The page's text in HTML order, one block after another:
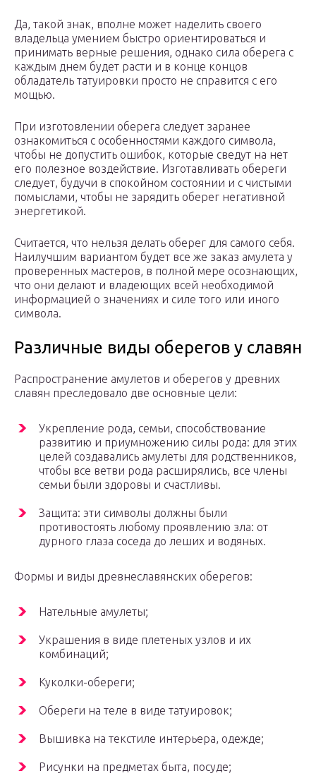
Да, такой знак, вполне может наделить своего
владельца умением быстро ориентироваться и
принимать верные решения, однако сила оберега с
каждым днем будет расти и в конце концов
обладатель татуировки просто не справится с его
мощью.
При изготовлении оберега следует заранее
ознакомиться с особенностями каждого символа,
чтобы не допустить ошибок, которые сведут на нет
его полезное воздействие. Изготавливать обереги
следует, будучи в спокойном состоянии и с чистыми
помыслами, чтобы не зарядить оберег негативной
энергетикой.
Считается, что нельзя делать оберег для самого себя.
Наилучшим вариантом будет все же заказ амулета у
проверенных мастеров, в полной мере осознающих,
что они делают и владеющих всей необходимой
информацией о значениях и силе того или иного
символа.
Различные виды оберегов у славян
Распространение амулетов и оберегов у древних
славян преследовало две основные цели:
Укрепление рода, семьи, способствование
развитию и приумножению силы рода: для этих
целей создавались амулеты для родственников,
чтобы все ветви рода расширялись, все члены
семьи были здоровы и счастливы.
Защита: эти символы должны были
противостоять любому проявлению зла: от
дурного глаза соседа до леших и водяных.
Формы и виды древнеславянских оберегов:
Нательные амулеты;
Украшения в виде плетеных узлов и их
комбинаций;
Куколки-обереги;
Обереги на теле в виде татуировок;
Вышивка на текстиле интерьера, одежде;
Рисунки на предметах быта, посуде;